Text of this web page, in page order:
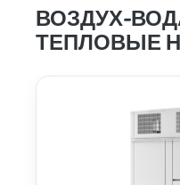
ВОЗДУХ-
ТЕПЛОВЫЕ